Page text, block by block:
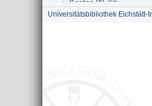
Kasten 09 (50)
Kasten 10(56)
Universitätsbibliothek Eichstätt-